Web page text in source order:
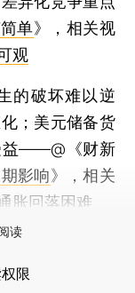
单》，相关视
观
破坏难以逆
；美元储备货
益——@《财新
影响》，相关
胀回落困难
读
限